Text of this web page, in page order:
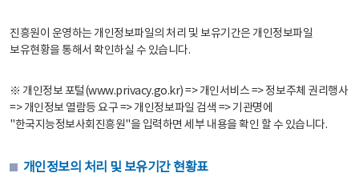
진흥원이 운영하는 개인정보파일의 처리 및 보유기간은 개인정보파일
보유현황을 통해서 확인하실 수 있습니다.
※ 개인정보 포털(www.privacy.go.kr) => 개인서비스 => 정보주체 권리행사
=> 개인정보 열람등 요구 => 개인정보파일 검색 => 기관명에
"한국지능정보사회진흥원"을 입력하면 세부 내용을 확인 할 수 있습니다.
개인정보의 처리 및 보유기간 현황표